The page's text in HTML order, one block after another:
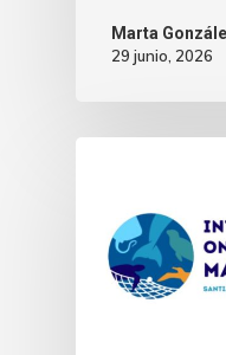
Marta
29 junio, 2026